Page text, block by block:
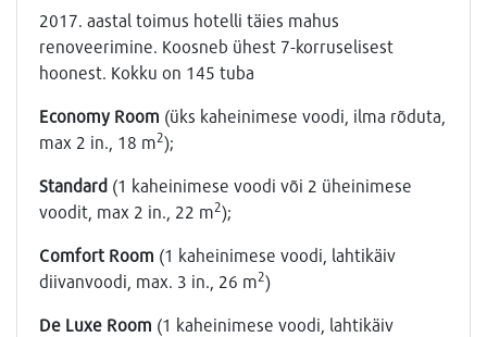
2017. aastal toimus hotelli täies mahus
renoveerimine. Koosneb ühest 7-korruselisest
hoonest. Kokku on 145 tuba
Economy Room (üks kaheinimese voodi, ilma rõduta,
max 2 in., 18 m2);
Standard (1 kaheinimese voodi või 2 üheinimese
voodit, max 2 in., 22 m2);
Comfort Room (1 kaheinimese voodi, lahtikäiv
diivanvoodi, max. 3 in., 26 m2)
De Luxe Room (1 kaheinimese voodi, lahtikäiv